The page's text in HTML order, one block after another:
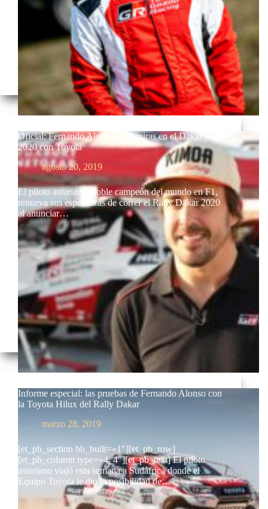
Oficial: Fernando Alonso y las miras en el Dakar
2020 con Toyota
agosto 20, 2019
El piloto asturiano, doble campeón del mundo en F1,
renueva sus esperanzas de correr el Rally Dakar 2020
al anunciar…
Informe especial: las pruebas de Fernando Alonso con
la Toyota Hilux del Rally Dakar
marzo 28, 2019
[et_pb_section bb_built=»1″][et_pb_row]
[et_pb_column type=»4_4″][et_pb_text] El piloto
asturiano viajó esta semana a Sudáfrica donde el
Equipo Toyota le dio la posibilidad de…